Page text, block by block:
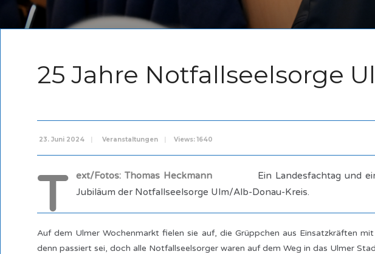
25 Jahre Notfallseelsorge
23. Juni 2024 | Veranstaltungen | Views: 1640
T ext/Fotos: Thomas Heckmann Ein Landesfachtag und ein
Jubiläum der Notfallseelsorge Ulm/Alb-Donau-Kreis.
Auf dem Ulmer Wochenmarkt fielen sie auf, die Grüppchen aus Einsatzkräften
denn passiert sei, doch alle Notfallseelsorger waren auf dem Weg in das Ulmer